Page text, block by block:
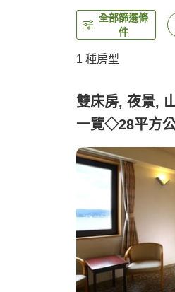
全部篩選條
件
1 種房型
雙床房, 夜景,
一覽◇28平方